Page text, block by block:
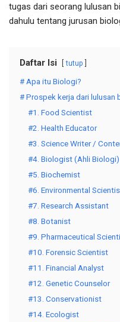
tugas dari seorang lulusan
dahulu tentang jurusan
Daftar Isi tutup
# Apa itu Biologi?
# Prospek kerja dari lulusan
#1. Food Scientist
#2. Health Educator
#3. Science Writer /
#4. Biologist (Ahli Biologi)
#5. Biochemist
#6. Environmental
#7. Research Assistant
#8. Botanist
#9. Pharmaceutical
#10. Forensic Scientist
#11. Financial Analyst
#12. Genetic Counselor
#13. Conservationist
#14. Ecologist